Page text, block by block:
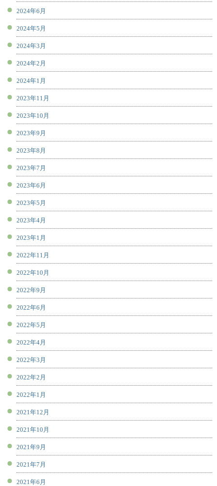
2024年6月
2024年5月
2024年3月
2024年2月
2024年1月
2023年11月
2023年10月
2023年9月
2023年8月
2023年7月
2023年6月
2023年5月
2023年4月
2023年1月
2022年11月
2022年10月
2022年9月
2022年6月
2022年5月
2022年4月
2022年3月
2022年2月
2022年1月
2021年12月
2021年10月
2021年9月
2021年7月
2021年6月